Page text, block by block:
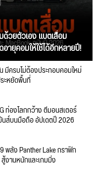
วยตัวเอง แบตเสื่อม
ายุคอมให้ใช้ได้อีกหลายปี!
มีครบไม่ต้องประกอบคอมใหม่
ะหยัดพื้นที่
ท่องโลกกว้าง ตีมอนสเตอร์
ส์บนมือถือ อัปเดตปี 2026
พลัง Panther Lake กราฟิก
งานหนักและเกมมิ่ง